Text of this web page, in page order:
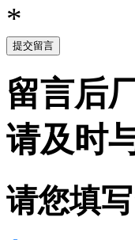
*
提交留言
留言后
请及时
请您填